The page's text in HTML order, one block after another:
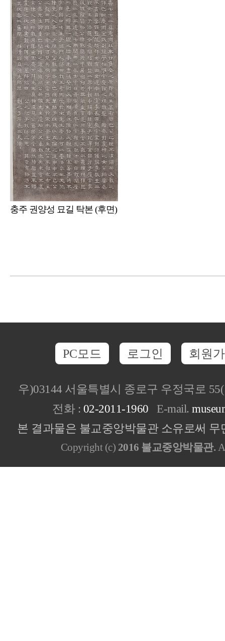
충주 권양성 묘길 탁본 (후면)
PC모드 로그인 회원
우)03144 서울특별시 종로구 우정국로
전화 : 02-2011-1960 E-mail.
본 결과물은 불교중앙박물관 소유로써
Copyright (c) 2016 불교중앙박물관.